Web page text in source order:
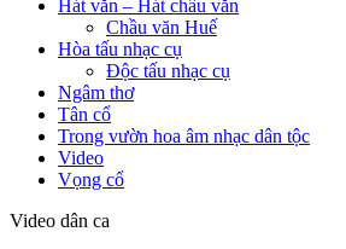
Hát văn – Hát chầu văn
Chầu văn Huế
Hòa tấu nhạc cụ
Độc tấu nhạc cụ
Ngâm thơ
Tân cổ
Trong vườn hoa âm nhạc dân tộc
Video
Vọng cổ
Video dân ca